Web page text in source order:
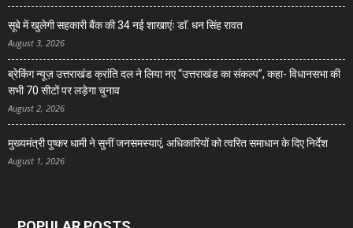
सूबे में खुलेगी सहकारी बैंक की 34 नई शाखाएंः डाॅ. धन सिंह रावत
August 3, 2026
ब्रेकिंग न्यूज़ उत्तराखंड क्रांति दल ने लिया नए “उत्तराखंड का संकल्प”, कहा- विधानसभा की
सभी 70 सीटों पर लड़ेगा चुनाव
August 2, 2026
मुख्यमंत्री पुष्कर धामी ने सुनीं जनसमस्याएं, अधिकारियों को त्वरित समाधान के दिए निर्देश
August 1, 2026